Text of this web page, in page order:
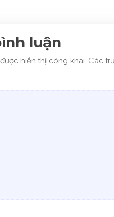
luận
hiển thị công khai. Các